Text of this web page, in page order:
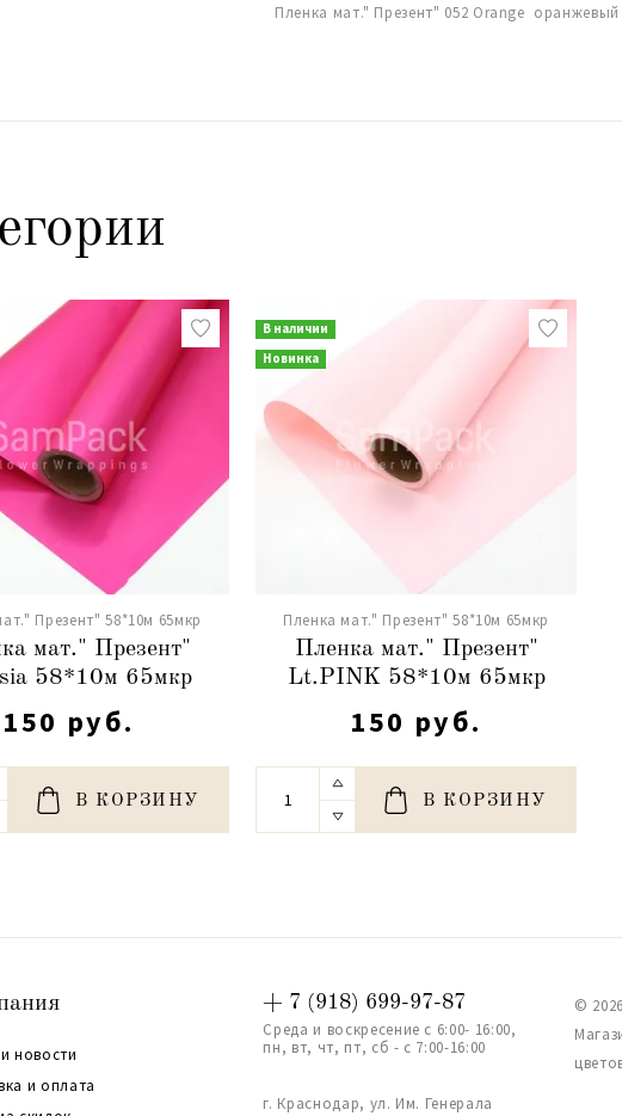
Пленка мат." Презент" 052 Orange оранжевый
Презент" 58*10м 65мкр
мат." Презент"
58*10м 65мкр
150 руб.
В КОРЗИНУ
В наличии
Новинка
Пленка мат." Презент" 58*10м 65мкр
Пленка мат." Презент"
Lt.PINK 58*10м 65мкр
150 руб.
В КОРЗИНУ
новости
и оплата
+ 7 (918) 699-97-87
Среда и воскресение с 6:00- 16:00,
пн, вт, чт, пт, сб - с 7:00-16:00
г. Краснодар, ул. Им. Генерала
©